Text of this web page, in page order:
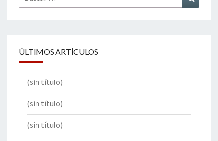
por:
ÚLTIMOS ARTÍCULOS
(sin título)
(sin título)
(sin título)